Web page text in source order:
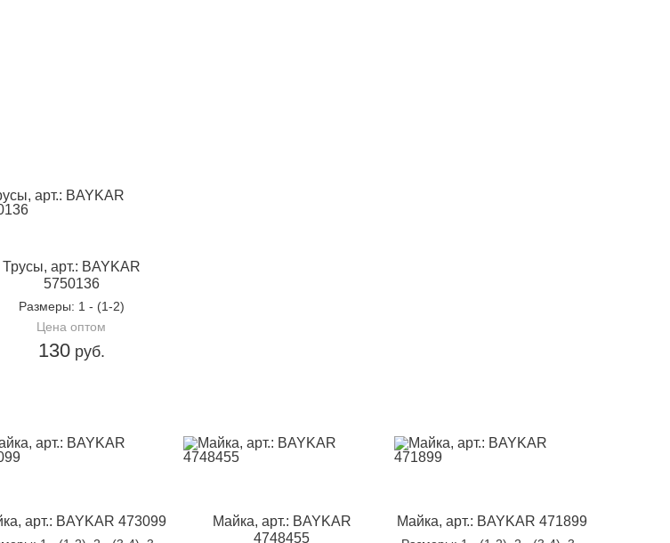
Трусы, арт.: BAYKAR
5750136
Размеры: 1 - (1-2)
Цена оптом
130руб.
арт.: BAYKAR 473099
Майка, арт.: BAYKAR
4748455
Майка, арт.: BAYKAR 471899